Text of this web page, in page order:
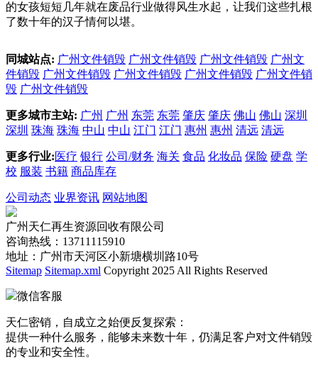
的女孩短短几年就在废品行业做得风生水起，让我们这些扎根
了数十年的汉子情何以堪。
同城站点: 广州文件销毁 广州文件销毁 广州文件销毁 广州文
件销毁 广州文件销毁 广州文件销毁 广州文件销毁 广州文件销
毁 广州文件销毁
更多城市主站: 广州 广州 东莞 东莞 肇庆 肇庆 佛山 佛山 深圳
深圳 珠海 珠海 中山 中山 江门 江门 惠州 惠州 清远 清远
更多行业:医疗 银行 公司/财务 海关 食品 化妆品 保险 硬盘 学
校 服装 书籍 商品库存
公司动态 业界资讯 网站地图
广州天仁再生资源回收有限公司
咨询热线：13711115910
地址：广州市天河区小新塘横圳路10号
Sitemap Sitemap.xml Copyright 2025 All Rights Reserved
微信客服
天仁密销，自成立之始便反复探索：
提供一种什么服务，能够未来数十年，仍满足客户对文件销毁
的专业和安全性。